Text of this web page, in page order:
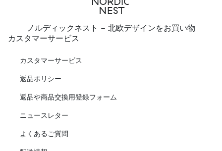
ノルディックネスト - 北欧デザインをお買い物
カスタマーサービス
カスタマーサービス
返品ポリシー
返品や商品交換用登録フォーム
ニュースレター
よくあるご質問